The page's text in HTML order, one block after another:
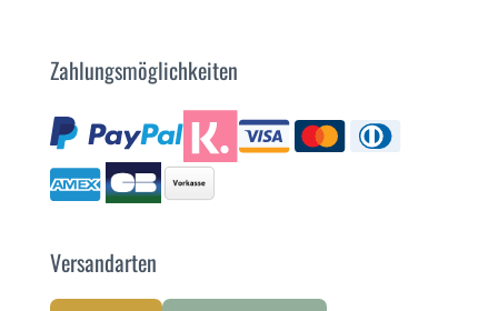
Zahlungsmöglichkeiten
Versandarten